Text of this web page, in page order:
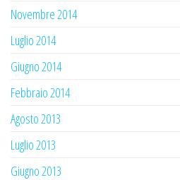
Novembre 2014
Luglio 2014
Giugno 2014
Febbraio 2014
Agosto 2013
Luglio 2013
Giugno 2013